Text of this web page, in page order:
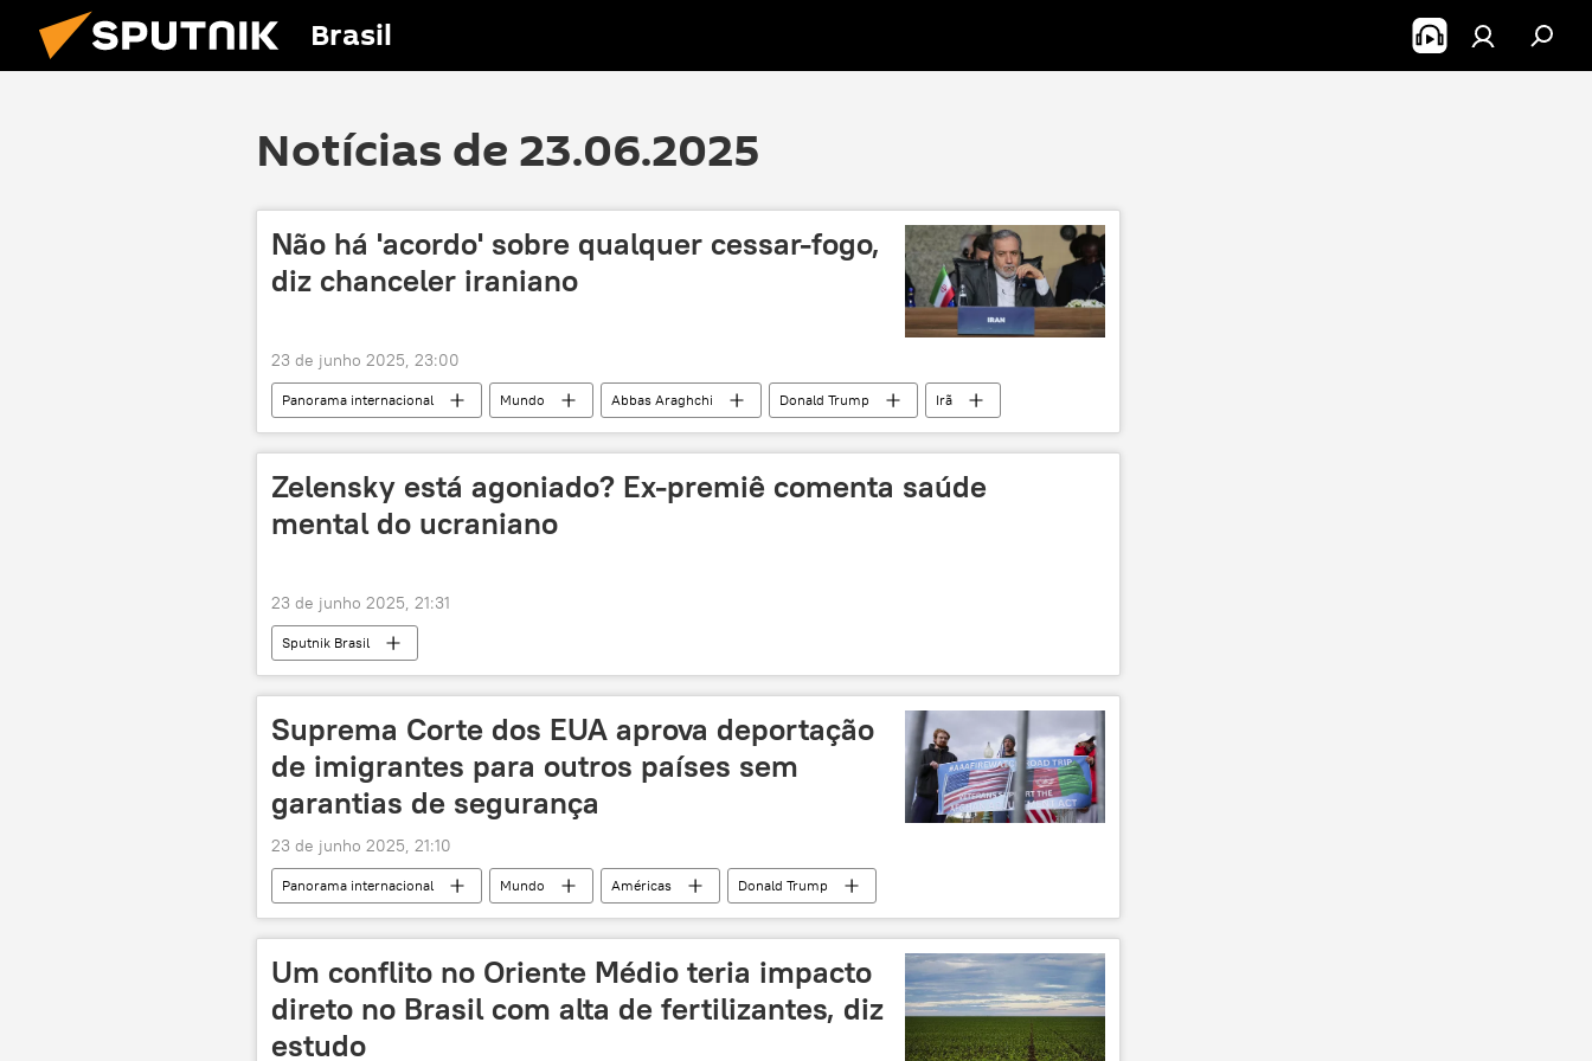
Brasil
Notícias de 23.06.2025
Não há 'acordo' sobre qualquer cessar-fogo,
diz chanceler iraniano
23 de junho 2025, 23:00
Panorama internacional Mundo Abbas Araghchi Donald Trump
Irã
Estados Unidos
Teerã Oriente Médio e África ataques
Zelensky está agoniado? Ex-premiê comenta saúde
mental do ucraniano
23 de junho 2025, 21:31
Sputnik Brasil
Suprema Corte dos EUA aprova deportação
de imigrantes para outros países sem
garantias de segurança
23 de junho 2025, 21:10
Panorama internacional Mundo Américas
Donald Trump
Estados Unidos
Sudão do Sul Suprema Corte DHS
imigrantes
Um conflito no Oriente Médio teria impacto
direto no Brasil com alta de fertilizantes, diz
estudo